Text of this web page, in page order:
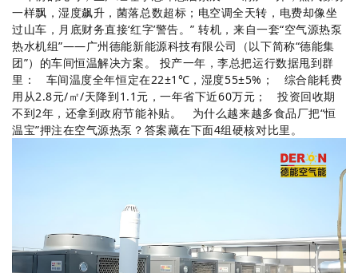
一样飘，湿度飙升，菌落总数超标；电空调全天转，电费却像坐
过山车，月底财务直接‘红字’警告。” 转机，来自一套“空气源热泵
热水机组”——广州德能新能源科技有限公司（以下简称“德能集
团”）的车间恒温解决方案。 投产一年，李总把运行数据甩到群
里： 车间温度全年恒定在22±1℃，湿度55±5%； 综合能耗费
用从2.8元/㎡/天降到1.1元，一年省下近60万元； 投资回收期
不到2年，还拿到政府节能补贴。 为什么越来越多食品厂把“恒
温宝”押注在空气源热泵？答案藏在下面4组硬核对比里。